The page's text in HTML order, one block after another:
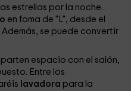
estrellas por la noche.
en foma de "L", desde el
se puede convertir
espacio con el salón,
Entre los
lavadora para la